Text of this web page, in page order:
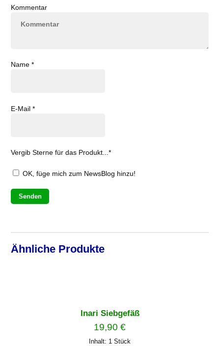
Kommentar
Name*
E-Mail*
Vergib Sterne für das Produkt...*
OK, füge mich zum NewsBlog hinzu!
Ähnliche Produkte
Inari Siebgefäß
19,90€
Inhalt: 1Stück